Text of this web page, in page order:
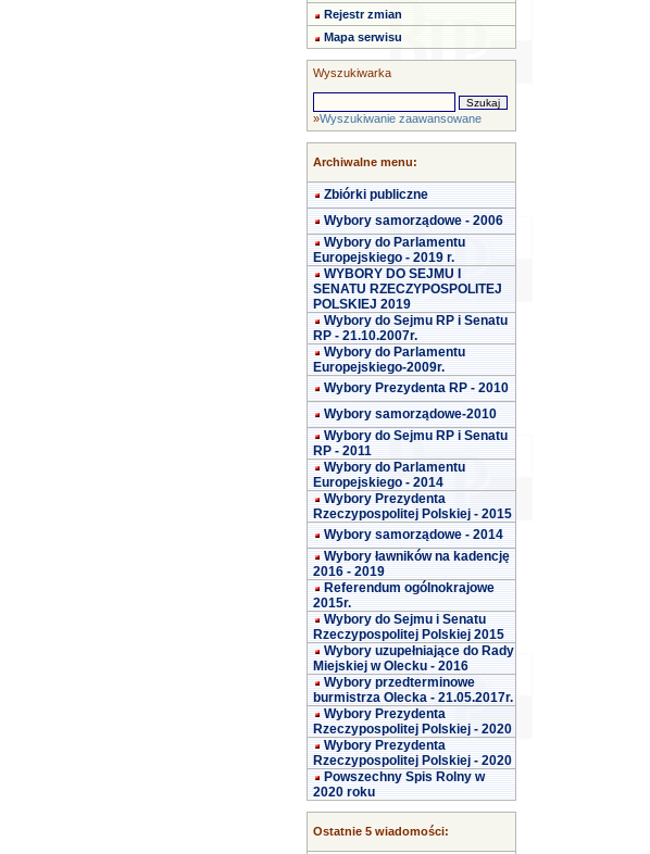
Rejestr zmian
Mapa serwisu
Wyszukiwarka
»Wyszukiwanie zaawansowane
Archiwalne menu:
Zbiórki publiczne
Wybory samorządowe - 2006
Wybory do Parlamentu
Europejskiego - 2019 r.
WYBORY DO SEJMU I
SENATU RZECZYPOSPOLITEJ
POLSKIEJ 2019
Wybory do Sejmu RP i Senatu
RP - 21.10.2007r.
Wybory do Parlamentu
Europejskiego-2009r.
Wybory Prezydenta RP - 2010
Wybory samorządowe-2010
Wybory do Sejmu RP i Senatu
RP - 2011
Wybory do Parlamentu
Europejskiego - 2014
Wybory Prezydenta
Rzeczypospolitej Polskiej - 2015
Wybory samorządowe - 2014
Wybory ławników na kadencję
2016 - 2019
Referendum ogólnokrajowe
2015r.
Wybory do Sejmu i Senatu
Rzeczypospolitej Polskiej 2015
Wybory uzupełniające do Rady
Miejskiej w Olecku - 2016
Wybory przedterminowe
burmistrza Olecka - 21.05.2017r.
Wybory Prezydenta
Rzeczypospolitej Polskiej - 2020
Wybory Prezydenta
Rzeczypospolitej Polskiej - 2020
Powszechny Spis Rolny w
2020 roku
Ostatnie 5 wiadomości: